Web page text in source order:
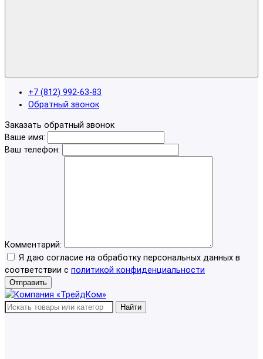
+7 (812) 992-63-83
Обратный звонок
Заказать обратный звонок
Ваше имя:
Ваш телефон:
Комментарий:
Я даю согласие на обработку персональных данных в
соответствии с политикой конфиденциальности
Отправить
Найти